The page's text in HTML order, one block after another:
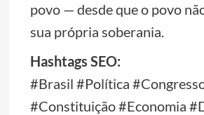
povo — desde que o povo
sua própria soberania.
Hashtags SEO:
#Brasil #Política
#Constituição #Economia